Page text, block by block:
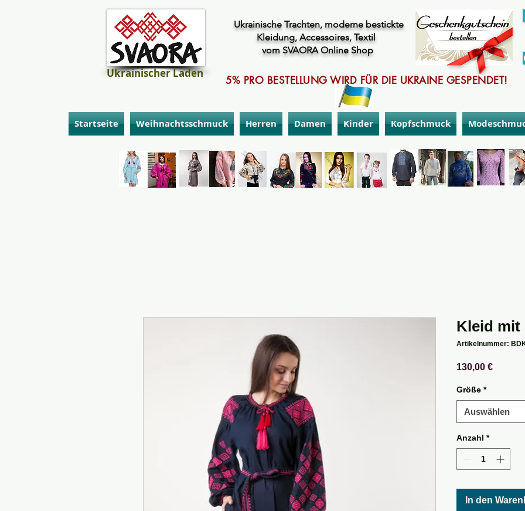
Ukrainische Trachten, moderne bestickte
Kleidung, Accessoires, Textil
vom SVAORA Online Shop
5% PRO BESTELLUNG WIRD FÜR DIE UKRAINE GESPENDET!
Ukrainischer Laden
Startseite Weihnachtsschmuck Herren Damen Kinder Kopfschmuck
Kleid mit
Artikelnummer:
130,00 €Preis
Größe *
Auswählen
Anzahl *
In den